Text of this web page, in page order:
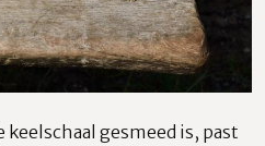
keelschaal gesmeed is, past